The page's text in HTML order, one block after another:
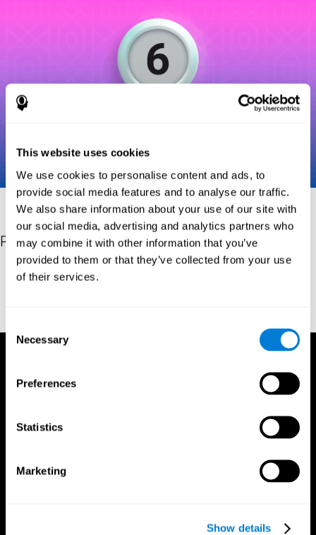
This website uses cookies
We use cookies to personalise content and ads, to
provide social media features and to analyse our traffic.
We also share information about your use of our site with
our social media, advertising and analytics partners who
may combine it with other information that you’ve
provided to them or that they’ve collected from your use
of their services.
Selection
Necessary
Preferences
Statistics
Marketing
Show details
Riferimenti
Robertson, I.H., Manly, T., Andrade, J., Baddeley, B.T., Yiend, J.